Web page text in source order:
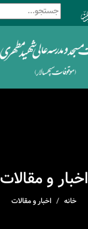
اخبار و مقالات
خانه اخبار و مقالات